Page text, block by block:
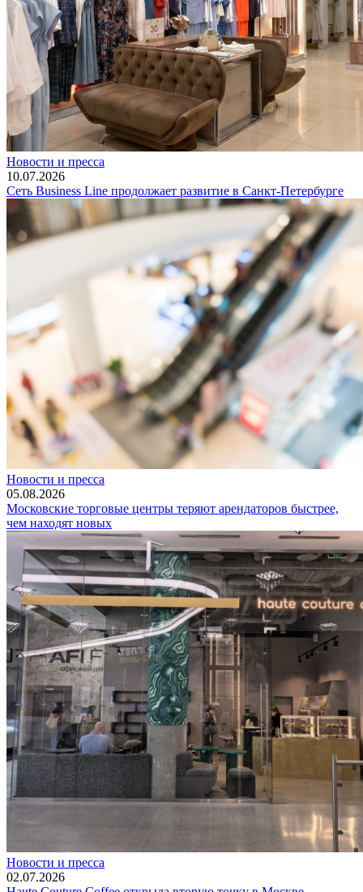
Новости и пресса
10.07.2026
Сеть Business Line продолжает развитие в Санкт-Петербурге
Новости и пресса
05.08.2026
Московские торговые центры теряют арендаторов быстрее,
чем находят новых
Новости и пресса
02.07.2026